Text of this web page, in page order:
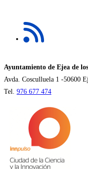
en
nueva
pestaña
Ayuntamiento de Ejea de
Avda. Cosculluela 1 -50600
Tel. 976 677 474